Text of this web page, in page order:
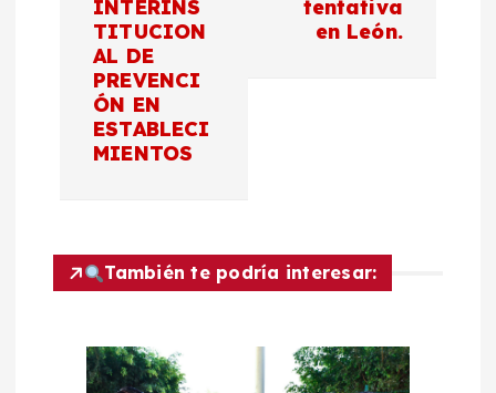
n
INTERINS
TITUCION
AL DE
PREVENCI
ÓN EN
ESTABLECI
MIENTOS
tentativa
en León.
También te podría interesar: